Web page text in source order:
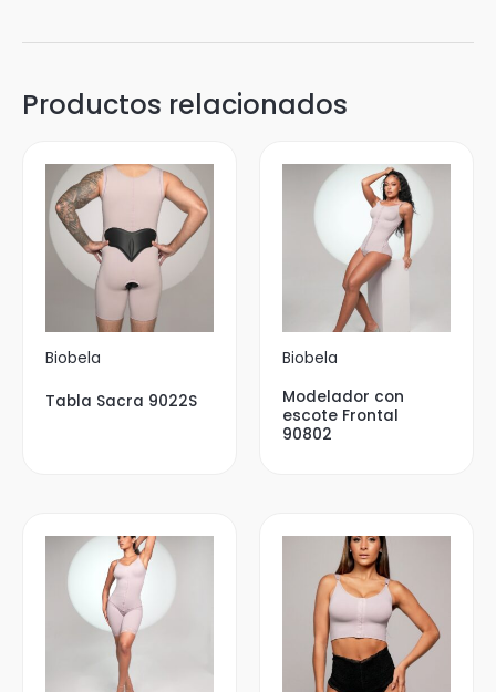
Productos relacionados
Biobela
Tabla Sacra 9022S
Biobela
Modelador con
escote Frontal
90802